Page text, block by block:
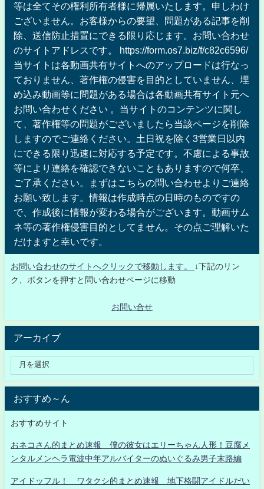
等は全てその権利所有者様に帰属いたします。申しわけ
ございません。お客様からの要望、問題がある記事を削
除、送信防止措置にできる限り応じます。お問い合わせ
のサイトアドレスです。 https://form.os7.biz/f/c82c6596/
当サイトは各動画共有サイトへのアップロードは行なっ
ておりません、著作権の侵害を目的としていません、埋
め込み動画等に問題がある場合は各動画共有サイト元へ
お問い合わせください 。当サイトのコンテンツに関し
て、著作権等の問題がございましたら当該ページを削除
しますのでご連絡ください。土日祝を除く3営業日以内
にできる限り迅速に対応する予定です。不慮による事故
等により連絡を確認できないこともありますので何卒、
ご了承ください。まずはこちらの問い合わせよりご連絡
お願い致します。情報は作成時点の日時のものですの
で、作成後に情報が変わる場合がございます。動画サム
ネ等の著作権侵害目的としてません。その点ご理解いた
だけますと幸いです。
お問い合わせのサイトへクリックで移動します。
↓下記のリン
ク、ボタンを押すと問い合わせページに移動
お問い合せ
アーカイブ
おすすめ～ん
おすすめサイト
おネコさん的まとめ速報 僕の彼女はエリーちゃん人形！豆腐メ
ンタルメンヘラ電波中年アルバイターのぬいぐるみ男子末路編
アイドッフル！ ワタクシ的まとめ速報 地下格闘アイドルだい